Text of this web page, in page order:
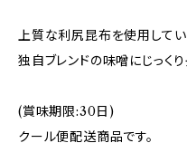
上質な利尻昆布を使用してい
独自ブレンドの味噌にじっく
(賞味期限:30日)
クール便配送商品です。